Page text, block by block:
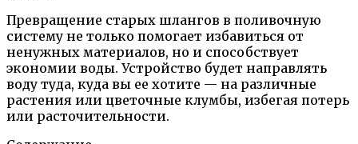
Превращение старых шлангов в поливочную
систему не только помогает избавиться от
ненужных материалов, но и способствует
экономии воды. Устройство будет направлять
воду туда, куда вы ее хотите — на различные
растения или цветочные клумбы, избегая потерь
или расточительности.